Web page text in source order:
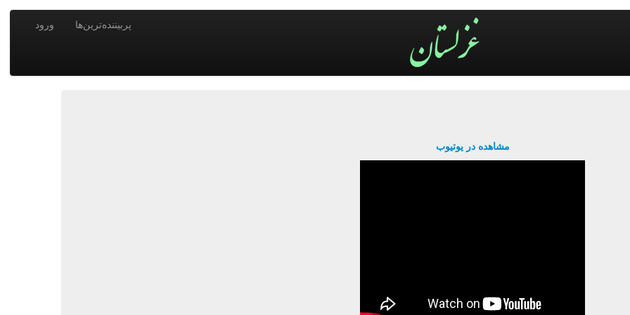
پربیننده‌ترین‌ها ورود
مشاهده در یوتیوب